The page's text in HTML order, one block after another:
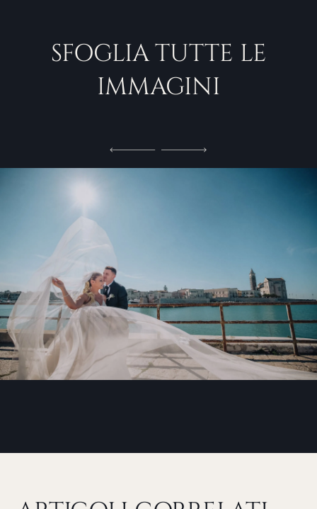
SFOGLIA TUTTE LE
IMMAGINI